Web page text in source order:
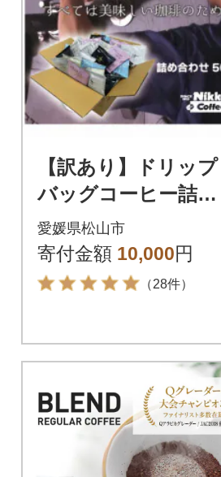
【訳あり】ドリップ
バッグコーヒー詰め
合わせ50袋
愛媛県松山市
寄付金額 10,000円
（28件）